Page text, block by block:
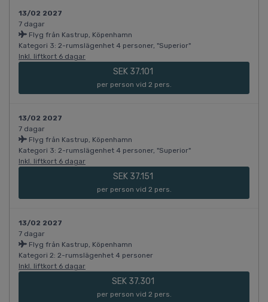
13/02 2027
7 dagar
Flyg från Kastrup, Köpenhamn
Kategori 3: 2-rumslägenhet 4 personer, "Superior"
Inkl. liftkort 6 dagar
SEK 37.101
per person vid 2 pers.
13/02 2027
7 dagar
Flyg från Kastrup, Köpenhamn
Kategori 3: 2-rumslägenhet 4 personer, "Superior"
Inkl. liftkort 6 dagar
SEK 37.151
per person vid 2 pers.
13/02 2027
7 dagar
Flyg från Kastrup, Köpenhamn
Kategori 2: 2-rumslägenhet 4 personer
Inkl. liftkort 6 dagar
SEK 37.301
per person vid 2 pers.